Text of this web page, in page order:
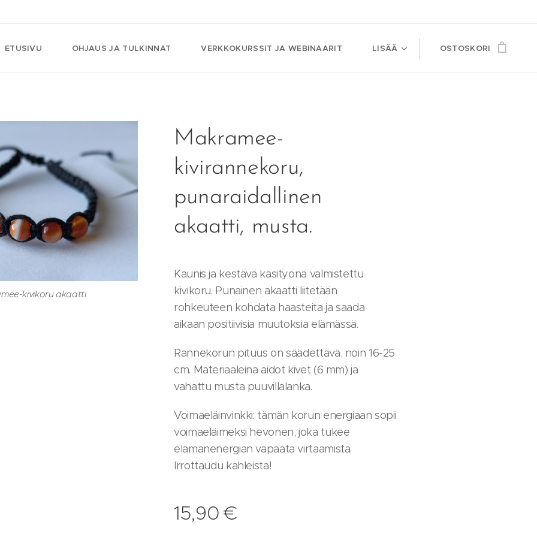
ETUSIVU OHJAUS JA TULKINNAT VERKKOKURSSIT JA WEBINAARIT LISÄÄ OSTOSKORI
Makramee-
kivirannekoru,
punaraidallinen
akaatti, musta.
kivikoru akaatti.
kivikoru akaatti.
Kaunis ja kestävä käsityönä valmistettu
kivikoru. Punainen akaatti liitetään
rohkeuteen kohdata haasteita ja saada
aikaan positiivisia muutoksia elämässä.
Rannekorun pituus on säädettävä, noin 16-25
cm. Materiaaleina aidot kivet (6 mm) ja
vahattu musta puuvillalanka.
Voimaeläinvinkki: tämän korun energiaan sopii
voimaeläimeksi hevonen, joka tukee
elämänenergian vapaata virtaamista.
Irrottaudu kahleista!
15,90 €